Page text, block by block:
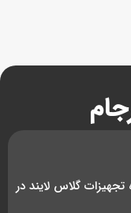
گلاس لایند در